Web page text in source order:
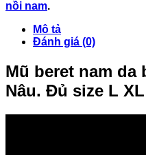
nồi nam.
Mô tả
Đánh giá (0)
Mũ beret nam da
Nâu. Đủ size L